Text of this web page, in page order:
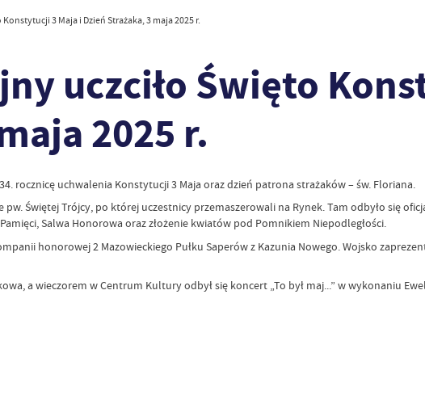
3 Maja i Dzień Strażaka, 3 maja 2025 r.
uczciło Święto
2025 r.
rocznicę uchwalenia Konstytucji 3 Maja oraz dzień patrona strażaków – św. Floriana.
pw. Świętej Trójcy, po której uczestnicy przemaszerowali na Rynek. Tam odbyło się
Salwa Honorowa oraz złożenie kwiatów pod Pomnikiem Niepodległości.
honorowej 2 Mazowieckiego Pułku Saperów z Kazunia Nowego. Wojsko
a wieczorem w Centrum Kultury odbył się koncert „To był maj...” w wykonaniu